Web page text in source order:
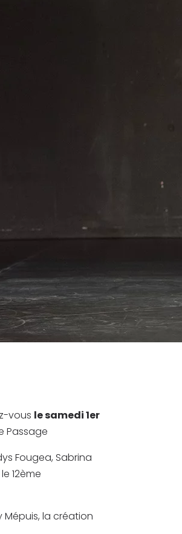
vous le samedi 1er
Passage
Fougea, Sabrina
12ème
la création